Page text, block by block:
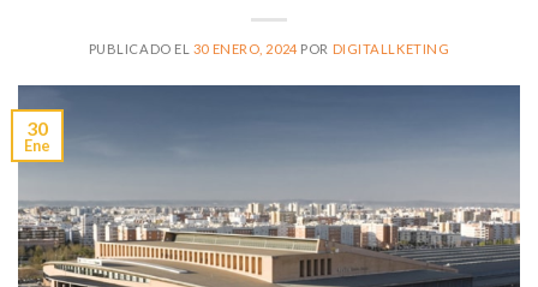
PUBLICADO EL 30 ENERO, 2024 POR DIGITALLKETING
30
Ene